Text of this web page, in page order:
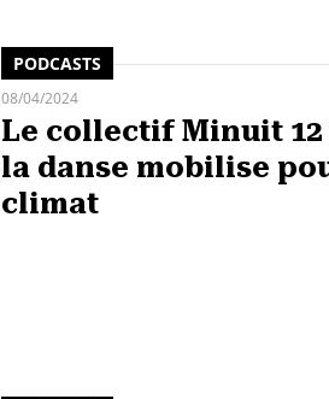
PODCASTS
08/04/2024
Le collectif Minuit 12
la danse mobilise
climat